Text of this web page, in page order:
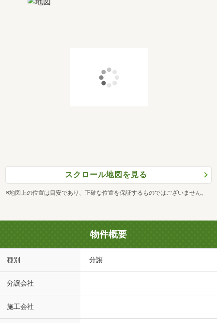
スクロール地図を見る
※地図上の位置は目安であり、正確な位置を保証するものではございません。
物件概要
種別 分譲
分譲会社
施工会社